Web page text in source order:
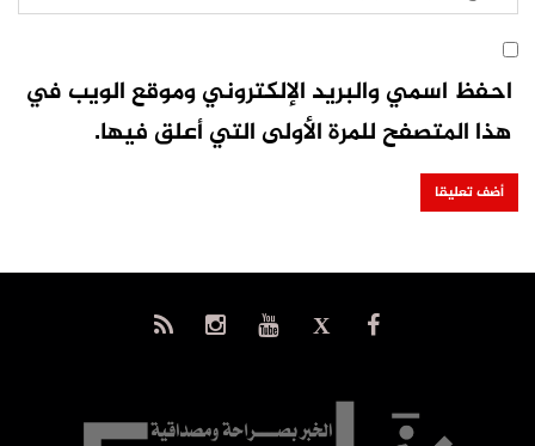
احفظ اسمي والبريد الإلكتروني وموقع الويب في
هذا المتصفح للمرة الأولى التي أعلق فيها.